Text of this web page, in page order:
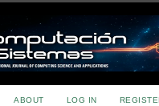
ABOUT LOG IN